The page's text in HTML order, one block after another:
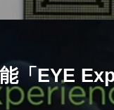
「EYE